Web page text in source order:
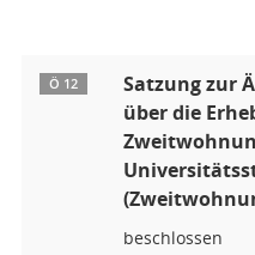
Ö 12
Satzung zur
über die
beschlossen